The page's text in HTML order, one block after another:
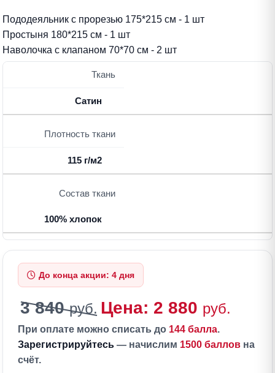
Пододеяльник с прорезью 175*215 см - 1 шт
Простыня 180*215 см - 1 шт
Наволочка с клапаном 70*70 см - 2 шт
Ткань
Сатин
Плотность ткани
115 г/м2
Состав ткани
100% хлопок
До конца акции: 4 дня
3 840руб. Цена: 2 880 руб.
При оплате можно списать до 144 балла.
Зарегистрируйтесь — начислим 1500 баллов на
счёт.